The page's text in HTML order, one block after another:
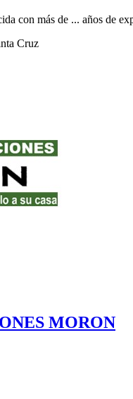
con más de ... años de
Cruz
MORON